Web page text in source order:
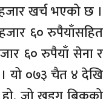
खर्च भएको छ ।
६० रुपैयाँसहित
६० रुपैयाँ सेना र
। यो ०७३ चैत ४ देखि